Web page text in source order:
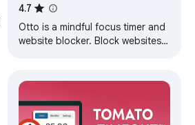
Website Blocker. Block sites,
Focus mindfully
4.7
Otto is a mindful focus timer and
website blocker. Block websites,